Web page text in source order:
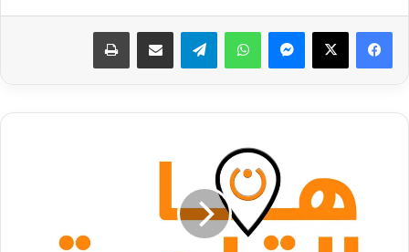
فيسبوك ‫X ماسنجر واتساب تيلقرام مشاركة عبر البريد طباعة
البرتقال